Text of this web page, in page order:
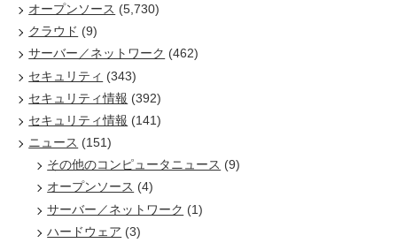
オープンソース (5,730)
クラウド (9)
サーバー／ネットワーク (462)
セキュリティ (343)
セキュリティ情報 (392)
セキュリティ情報 (141)
ニュース (151)
その他のコンピュータニュース (9)
オープンソース (4)
サーバー／ネットワーク (1)
ハードウェア (3)